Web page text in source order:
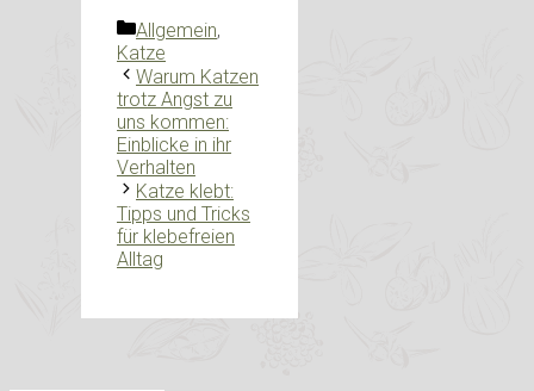
Kategorien
Allgemein,
Katze
Warum Katzen
trotz Angst zu
uns kommen:
Einblicke in ihr
Verhalten
Katze klebt:
Tipps und Tricks
für klebefreien
Alltag